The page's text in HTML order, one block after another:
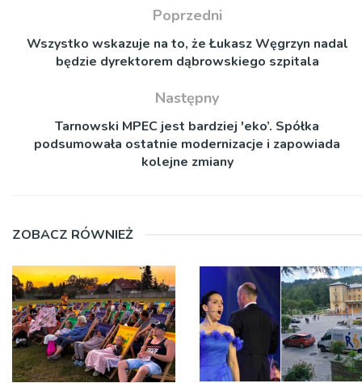
Poprzedni
Wszystko wskazuje na to, że Łukasz Węgrzyn nadal
będzie dyrektorem dąbrowskiego szpitala
Następny
Tarnowski MPEC jest bardziej 'eko’. Spółka
podsumowała ostatnie modernizacje i zapowiada
kolejne zmiany
ZOBACZ RÓWNIEŻ